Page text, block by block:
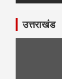
उत्तराखंड